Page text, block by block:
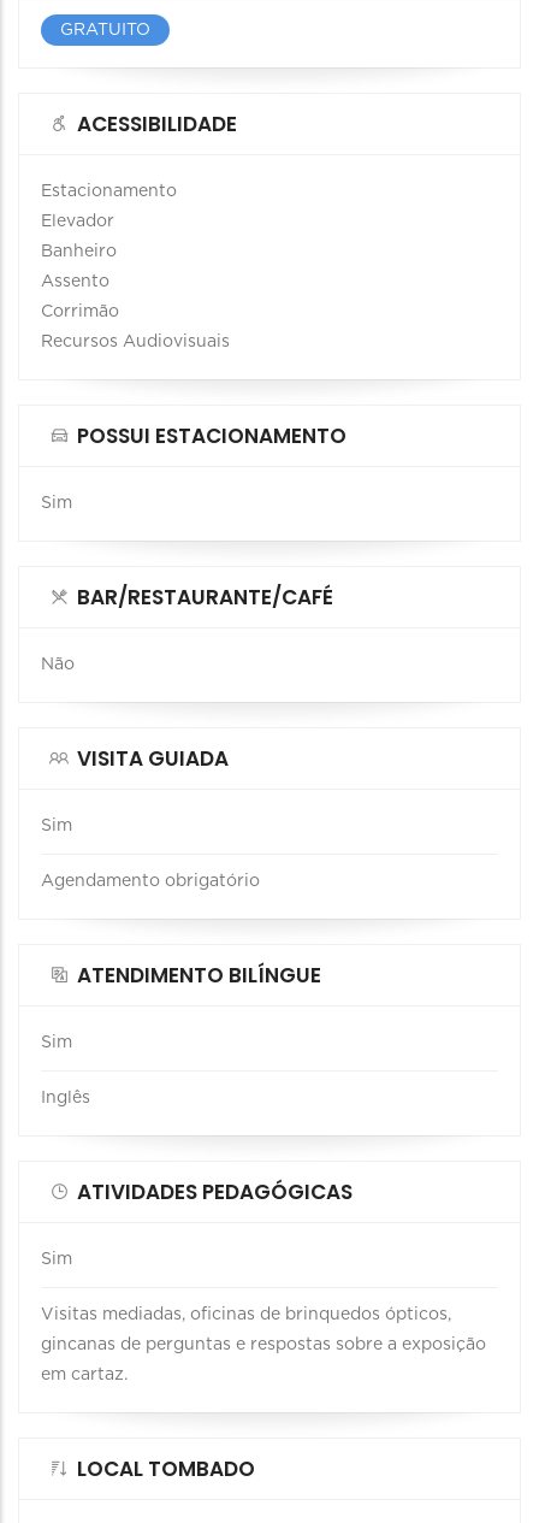
GRATUITO
ACESSIBILIDADE
Estacionamento
Elevador
Banheiro
Assento
Corrimão
Recursos Audiovisuais
POSSUI ESTACIONAMENTO
Sim
BAR/RESTAURANTE/CAFÉ
Não
VISITA GUIADA
Sim
Agendamento obrigatório
ATENDIMENTO BILÍNGUE
Sim
Inglês
ATIVIDADES PEDAGÓGICAS
Sim
Visitas mediadas, oficinas de brinquedos ópticos,
gincanas de perguntas e respostas sobre a exposição
em cartaz.
LOCAL TOMBADO